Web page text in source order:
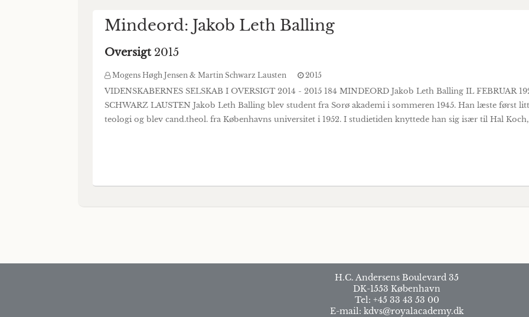
Mindeord: Jakob Leth Balling
Oversigt 2015
Mogens Høgh Jensen & Martin Schwarz Lausten 2015
VIDENSKABERNES SELSKAB I OVERSIGT 2014 - 2015 184 MINDEORD Jakob Leth Balling IL FEBRUAR
SCHWARZ LAUSTEN Jakob Leth Balling blev student fra Sorø akademi i sommeren 1945. Han læste først
teologi og blev cand.theol. fra Københavns universitet i 1952. I studietiden knyttede han sig især til Hal
H.C. Andersens Boulevard 35
DK-1553 København
Tel: +45 33 43 53 00
E-mail: kdvs@royalacademy.dk